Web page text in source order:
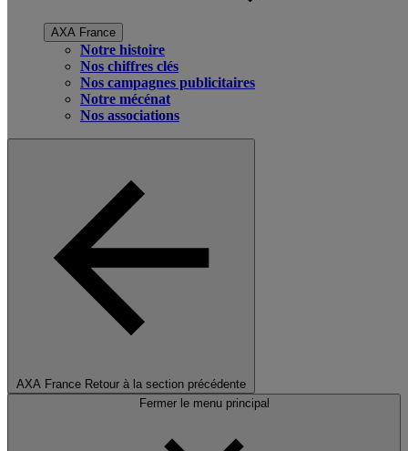
AXA France
Notre histoire
Nos chiffres clés
Nos campagnes publicitaires
Notre mécénat
Nos associations
AXA France Retour à la section précédente
Fermer le menu principal